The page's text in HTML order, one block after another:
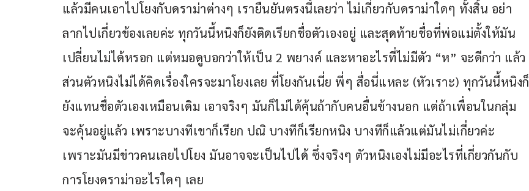
แล้วมีคนเอาไปโยงกับดราม่าต่างๆ เรายืนยันตรงนี้เลยว่า ไม่เกี่ยวกับดราม่าใดๆ ทั้งสิ้น อย่า
ลากไปเกี่ยวข้องเลยค่ะ ทุกวันนี้หนิงก็ยังติดเรียกชื่อตัวเองอยู่ และสุดท้ายชื่อที่พ่อแม่ตั้งให้มัน
เปลี่ยนไม่ได้หรอก แต่หมอดูบอกว่าให้เป็น 2 พยางค์ และหาอะไรที่ไม่มีตัว “ห” จะดีกว่า แล้ว
ส่วนตัวหนิงไม่ได้คิดเรื่องใครจะมาโยงเลย ที่โยงกันเนี่ย พี่ๆ สื่อนี่แหละ (หัวเราะ) ทุกวันนี้หนิงก็
ยังแทนชื่อตัวเองเหมือนเดิม เอาจริงๆ มันก็ไม่ได้คุ้นถ้ากับคนอื่นข้างนอก แต่ถ้าเพื่อนในกลุ่ม
จะคุ้นอยู่แล้ว เพราะบางทีเขาก็เรียก ปณิ บางทีก็เรียกหนิง บางทีก็แล้วแต่มันไม่เกี่ยวค่ะ
เพราะมันมีข่าวคนเลยไปโยง มันอาจจะเป็นไปได้ ซึ่งจริงๆ ตัวหนิงเองไม่มีอะไรที่เกี่ยวกันกับ
การโยงดราม่าอะไรใดๆ เลย